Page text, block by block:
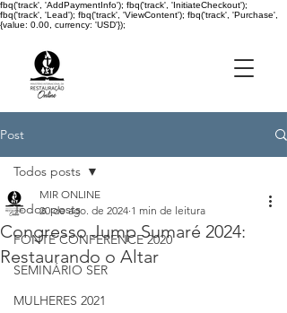
fbq('track', 'AddPaymentInfo'); fbq('track', 'InitiateCheckout');
fbq('track', 'Lead'); fbq('track', 'ViewContent'); fbq('track', 'Purchase',
{value: 0.00, currency: 'USD'});
Post
Todos posts
FONTE CONFERENCE 2020
SEMINÁRIO SER
MULHERES 2021
Todos posts
Congresso Jump Sumaré 2024:
Restaurando o Altar
MIR ONLINE
20 de ago. de 2024 1 min de leitura